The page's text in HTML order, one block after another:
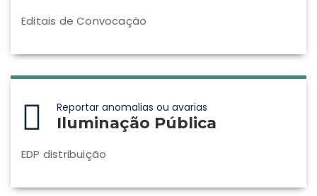
Editais de Convocação
Reportar anomalias ou avarias
Iluminação Pública
EDP distribuição